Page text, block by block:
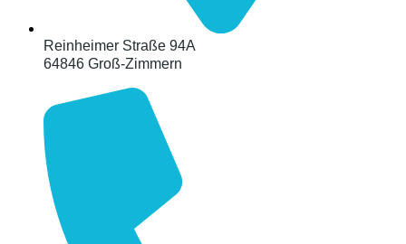
Reinheimer Straße 94A
64846 Groß-Zimmern